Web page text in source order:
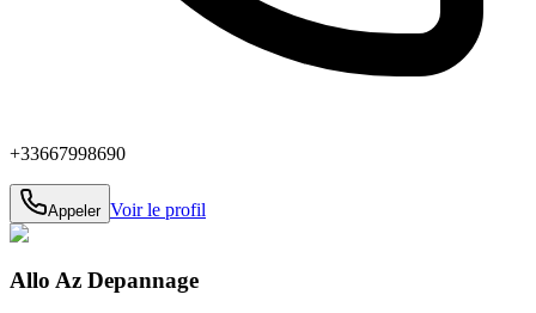
+33667998690
Appeler Voir le profil
Allo Az Depannage